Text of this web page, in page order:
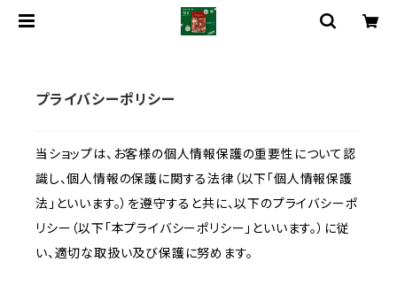
プライバシーポリシー
当ショップは、お客様の個人情報保護の重要性について認
識し、個人情報の保護に関する法律（以下「個人情報保護
法」といいます。）を遵守すると共に、以下のプライバシーポ
リシー（以下「本プライバシーポリシー」といいます。）に従
い、適切な取扱い及び保護に努めます。